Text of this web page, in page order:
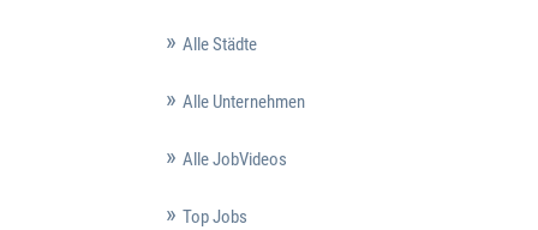
Alle Städte
Alle Unternehmen
Alle JobVideos
Top Jobs